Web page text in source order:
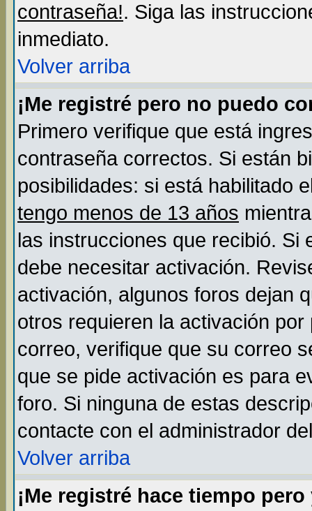
contraseña!. Siga las
inmediato.
Volver arriba
¡Me registré pero no puedo
Primero verifique que está
contraseña correctos. Si están
posibilidades: si está habilitado
tengo menos de 13 años
las instrucciones que recibió. Si
debe necesitar activación.
activación, algunos foros dejan
otros requieren la activación
correo, verifique que su correo
que se pide activación es para
foro. Si ninguna de estas
contacte con el administrador
Volver arriba
¡Me registré hace tiempo